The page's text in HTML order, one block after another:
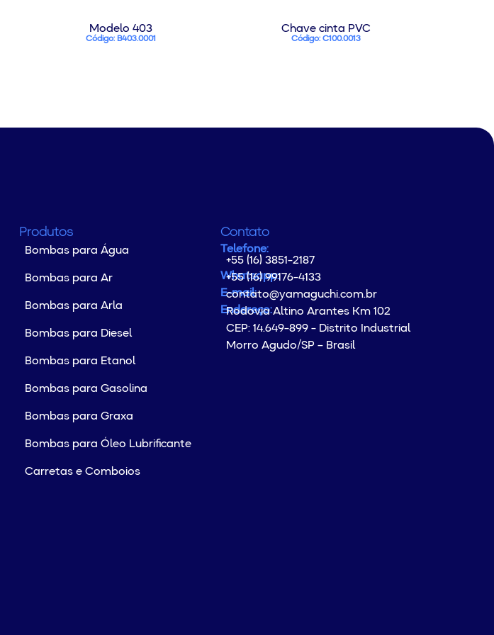
Modelo 403
Código: B403.0001
Chave cinta PVC
Código: C100.0013
Produtos
Bombas para Água
Bombas para Ar
Bombas para Arla
Bombas para Diesel
Bombas para Etanol
Bombas para Gasolina
Bombas para Graxa
Bombas para Óleo Lubrificante
Carretas e Comboios
Contato
Telefone:
+55 (16) 3851-2187
Whatsapp:
+55 (16) 99176-4133
E-mail:
contato@yamaguchi.com.br
Endereço:
Rodovia Altino Arantes Km 102
CEP: 14.649-899 - Distrito Industrial
Morro Agudo/SP – Brasil